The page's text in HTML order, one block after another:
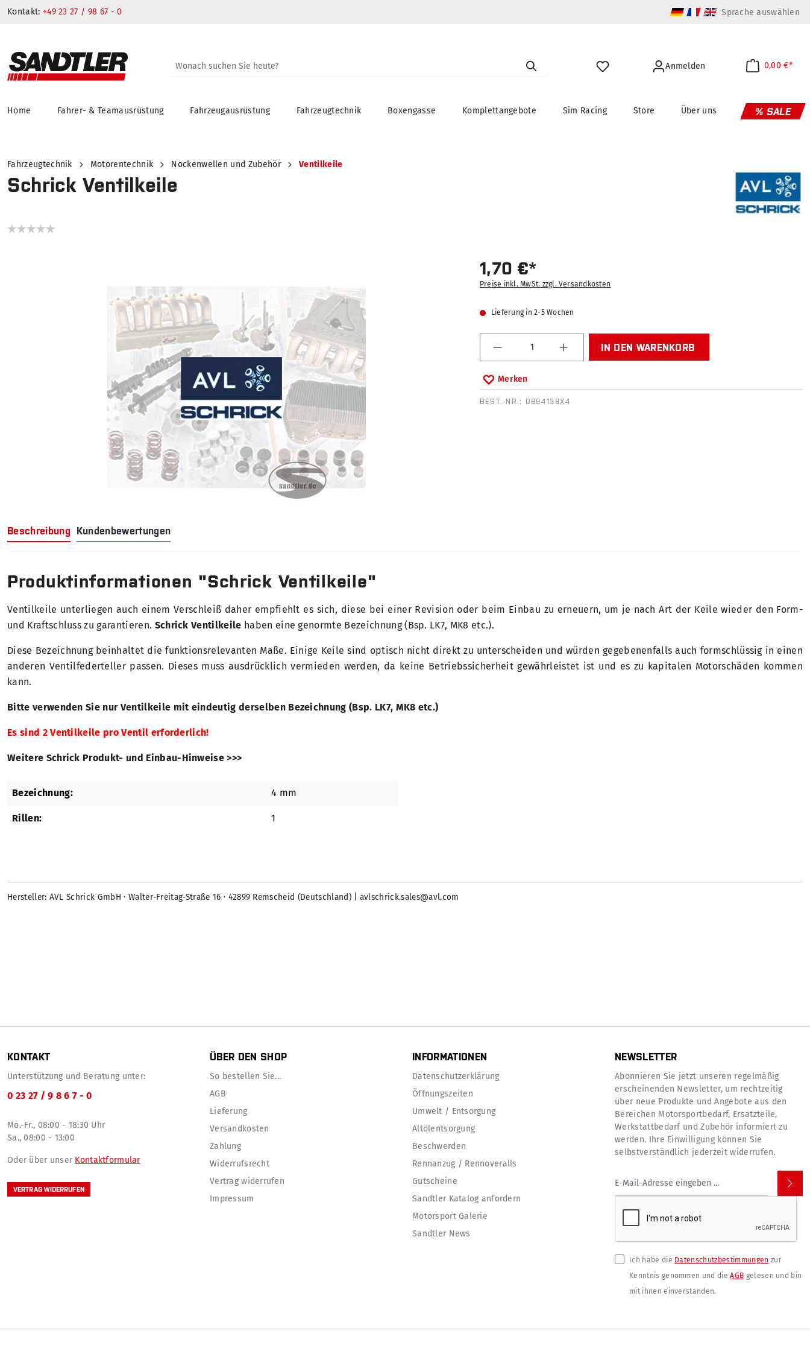
Kontakt: +49 23 27 / 98 67 - 0 Sprache auswählen
Anmelden 0,00 €*
Home Fahrer- & Teamausrüstung Fahrzeugausrüstung Fahrzeugtechnik Boxengasse Komplettangebote Sim Racing Store Über uns % SALE
Fahrzeugtechnik Motorentechnik Nockenwellen und Zubehör Ventilkeile
Schrick Ventilkeile
1,70 €*
Preise inkl. MwSt. zzgl. Versandkosten
Lieferung in 2-5 Wochen
Produkt Anzahl: Gib den gewünschten Wert ein
IN DEN WARENKORB
Merken
BEST.-NR.: 0894138X4
Beschreibung Kundenbewertungen
Produktinformationen "Schrick Ventilkeile"
Ventilkeile unterliegenauch einem Verschleiß daher empfiehlt es sich, diese bei einer Revision oder beim Einbau zu erneuern, um je nach Art der Keile wieder den Form-
und Kraftschluss zu garantieren. Schrick Ventilkeile haben eine genormte Bezeichnung (Bsp. LK7, MK8 etc.).
Diese Bezeichnung beinhaltet die funktionsrelevanten Maße. Einige Keile sind optisch nicht direkt zu unterscheiden und würden gegebenenfalls auch formschlüssig in einen
anderen Ventilfederteller passen. Dieses muss ausdrücklich vermieden werden, da keine Betriebssicherheit gewährleistet ist und es zu kapitalen Motorschäden kommen
kann.
Bitte verwenden Sie nur Ventilkeile mit eindeutig derselben Bezeichnung (Bsp. LK7, MK8 etc.)
Es sind 2 Ventilkeile pro Ventil erforderlich!
Weitere Schrick Produkt- und Einbau-Hinweise >>>
Bezeichnung: 4 mm
Rillen: 1
Hersteller: AVL Schrick GmbH · Walter-Freitag-Straße 16 · 42899 Remscheid (Deutschland) | avlschrick.sales@avl.com
KONTAKT
Unterstützung und Beratung unter:
0 23 27 / 9 8 6 7 - 0
Mo.-Fr., 08:00 - 18:30 Uhr
Sa., 08:00 - 13:00
Oder über unser Kontaktformular
VERTRAG WIDERRUFEN
ÜBER DEN SHOP
So bestellen Sie...
AGB
Lieferung
Versandkosten
Zahlung
Widerrufsrecht
Vertrag widerrufen
Impressum
INFORMATIONEN
Datenschutzerklärung
Öffnungszeiten
Umwelt / Entsorgung
Altölentsorgung
Beschwerden
Rennanzug / Rennoveralls
Gutscheine
Sandtler Katalog anfordern
Motorsport Galerie
Sandtler News
NEWSLETTER
Abonnieren Sie jetzt unseren regelmäßig
erscheinenden Newsletter, um rechtzeitig
über neue Produkte und Angebote aus den
Bereichen Motorsportbedarf, Ersatzteile,
Werkstattbedarf und Zubehör informiert zu
werden. Ihre Einwilligung können Sie
selbstverständlich jederzeit widerrufen.
Ich habe die Datenschutzbestimmungen zur
Kenntnis genommen und dieAGB gelesen und bin
mit ihnen einverstanden.